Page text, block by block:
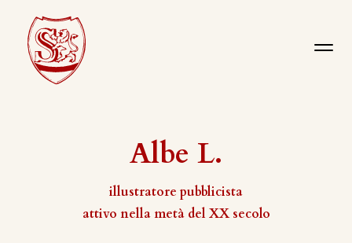
Albe L.
illustratore pubblicista
attivo nella metà del XX secolo